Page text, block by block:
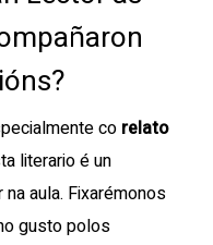
co relato
literario é un
aula. Fixarémonos
gusto polos